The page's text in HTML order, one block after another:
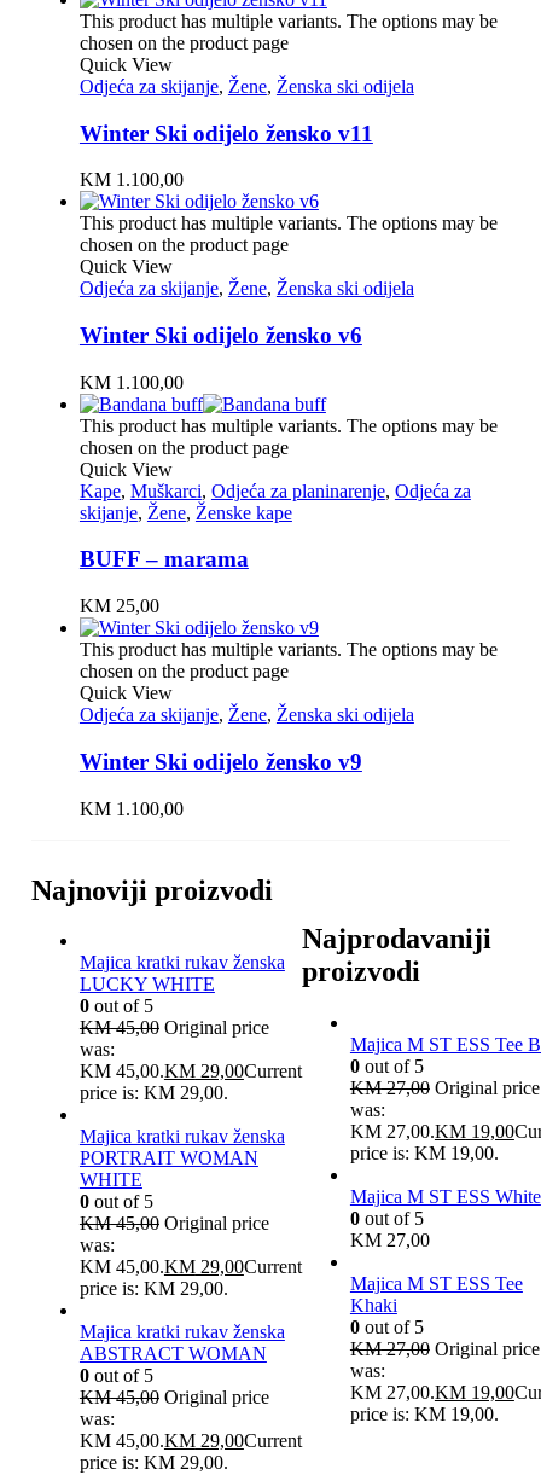
This product has multiple variants. The options may be
chosen on the product page
Quick View
Odjeća za skijanje, Žene, Ženska ski odijela
Winter Ski odijelo žensko v11
KM1.100,00
This product has multiple variants. The options may be
chosen on the product page
Quick View
Odjeća za skijanje, Žene, Ženska ski odijela
Winter Ski odijelo žensko v6
KM1.100,00
This product has multiple variants. The options may be
chosen on the product page
Quick View
Kape, Muškarci, Odjeća za planinarenje, Odjeća za
skijanje, Žene, Ženske kape
BUFF – marama
KM25,00
This product has multiple variants. The options may be
chosen on the product page
Quick View
Odjeća za skijanje, Žene, Ženska ski odijela
Winter Ski odijelo žensko v9
KM1.100,00
Najnoviji proizvodi
Majica kratki rukav ženska
LUCKY WHITE
0out of 5
KM45,00 Original price
was:
KM 45,00.KM29,00Current
price is: KM 29,00.
Majica kratki rukav ženska
PORTRAIT WOMAN
WHITE
0out of 5
KM45,00 Original price
was:
KM 45,00.KM29,00Current
price is: KM 29,00.
Majica kratki rukav ženska
ABSTRACT WOMAN
0out of 5
KM45,00 Original price
was:
KM 45,00.KM29,00Current
price is: KM 29,00.
Najprodavaniji
proizvodi
Majica M ST ESS Tee
0out of 5
KM27,00 Original price
was:
KM 27,00.KM19,00
price is: KM 19,00.
Majica M ST ESS White
0out of 5
KM27,00
Majica M ST ESS Tee
Khaki
0out of 5
KM27,00 Original price
was:
KM 27,00.KM19,00
price is: KM 19,00.